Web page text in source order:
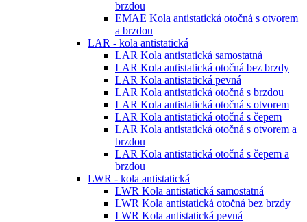
brzdou
EMAE Kola antistatická otočná s otvorem
a brzdou
LAR - kola antistatická
LAR Kola antistatická samostatná
LAR Kola antistatická otočná bez brzdy
LAR Kola antistatická pevná
LAR Kola antistatická otočná s brzdou
LAR Kola antistatická otočná s otvorem
LAR Kola antistatická otočná s čepem
LAR Kola antistatická otočná s otvorem a
brzdou
LAR Kola antistatická otočná s čepem a
brzdou
LWR - kola antistatická
LWR Kola antistatická samostatná
LWR Kola antistatická otočná bez brzdy
LWR Kola antistatická pevná